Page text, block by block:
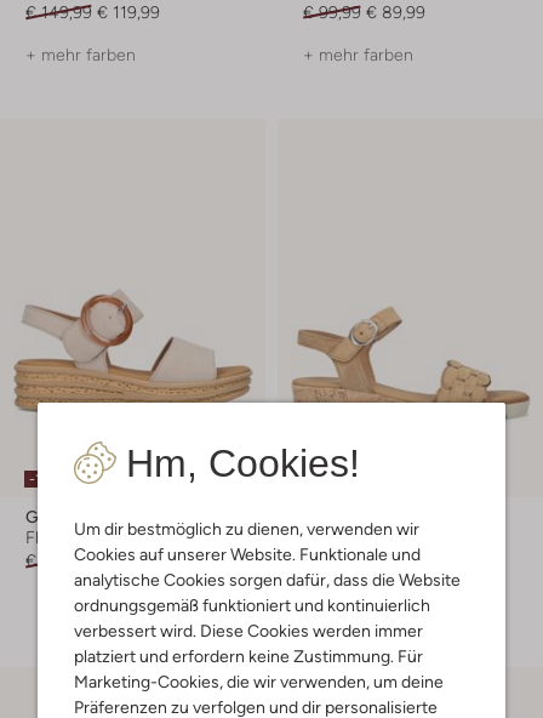
Hm, Cookies!
Um dir bestmöglich zu dienen, verwenden wir
Cookies auf unserer Website. Funktionale und
analytische Cookies sorgen dafür, dass die Website
ordnungsgemäß funktioniert und kontinuierlich
verbessert wird. Diese Cookies werden immer
platziert und erfordern keine Zustimmung. Für
Marketing-Cookies, die wir verwenden, um deine
Präferenzen zu verfolgen und dir personalisierte
€ 149,99 € 119,99
+ mehr farben
€ 99,99 € 89,99
+ mehr farben
-10%
Gabor
Flache Sandalen
€ 99,99 € 89,99
-20%
Flache Sandalen
€ 99,99 € 79,99
+ mehr farben